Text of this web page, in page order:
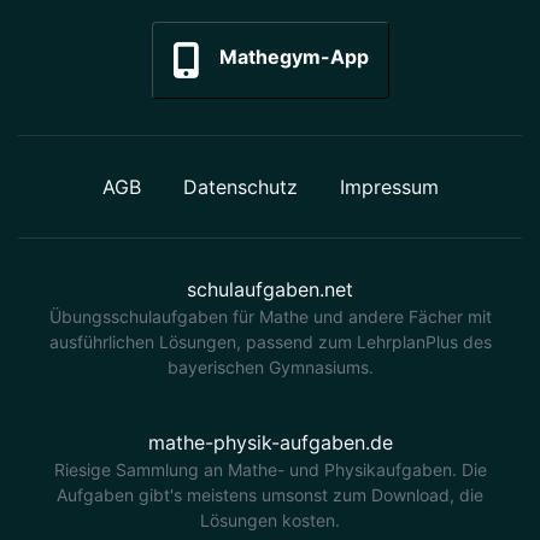
Mathegym-App
AGB Datenschutz Impressum
schulaufgaben.net
Übungsschulaufgaben für Mathe und andere Fächer mit
ausführlichen Lösungen, passend zum LehrplanPlus des
bayerischen Gymnasiums.
mathe-physik-aufgaben.de
Riesige Sammlung an Mathe- und Physikaufgaben. Die
Aufgaben gibt's meistens umsonst zum Download, die
Lösungen kosten.